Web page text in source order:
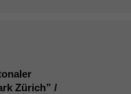
Zürich” /